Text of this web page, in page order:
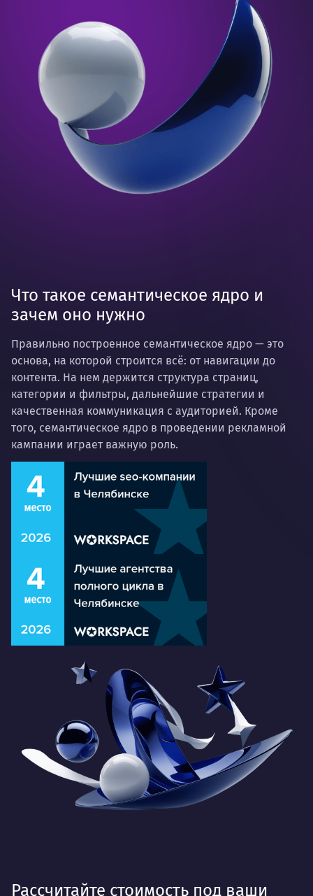
Что такое семантическое ядро и
зачем оно нужно
Правильно построенное семантическое ядро — это
основа, на которой строится всё: от навигации до
контента. На нем держится структура страниц,
категории и фильтры, дальнейшие стратегии и
качественная коммуникация с аудиторией. Кроме
того, семантическое ядро в проведении рекламной
кампании играет важную роль.
Рассчитайте стоимость под ваши